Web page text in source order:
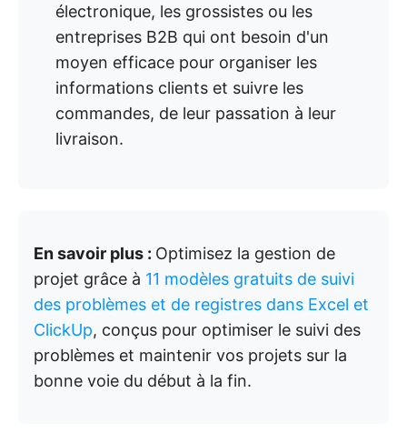
électronique, les grossistes ou les
entreprises B2B qui ont besoin d'un
moyen efficace pour organiser les
informations clients et suivre les
commandes, de leur passation à leur
livraison.
En savoir plus : Optimisez la gestion de
projet grâce à 11 modèles gratuits de suivi
des problèmes et de registres dans Excel et
ClickUp, conçus pour optimiser le suivi des
problèmes et maintenir vos projets sur la
bonne voie du début à la fin.